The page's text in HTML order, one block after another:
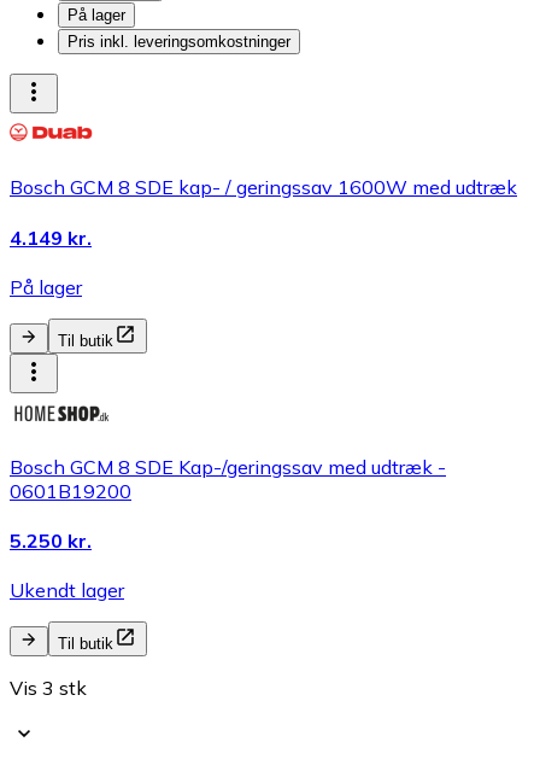
På lager
Pris inkl. leveringsomkostninger
Bosch GCM 8 SDE kap- / geringssav 1600W med udtræk
4.149 kr.
På lager
Til butik
Bosch GCM 8 SDE Kap-/geringssav med udtræk -
0601B19200
5.250 kr.
Ukendt lager
Til butik
Vis 3 stk